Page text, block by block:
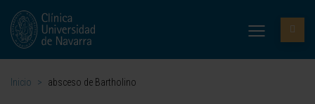
Inicio > absceso de Bartholino